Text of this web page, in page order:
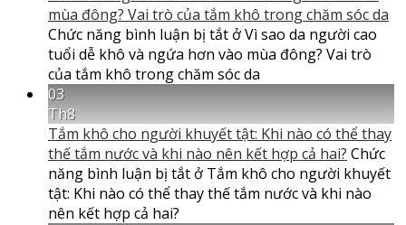
mùa đông? Vai trò của tắm khô trong chăm sóc da
Chức năng bình luận bị tắt ở Vì sao da người cao
tuổi dễ khô và ngứa hơn vào mùa đông? Vai trò
của tắm khô trong chăm sóc da
03
Th8
Tắm khô cho người khuyết tật: Khi nào có thể thay
thế tắm nước và khi nào nên kết hợp cả hai? Chức
năng bình luận bị tắt ở Tắm khô cho người khuyết
tật: Khi nào có thể thay thế tắm nước và khi nào
nên kết hợp cả hai?